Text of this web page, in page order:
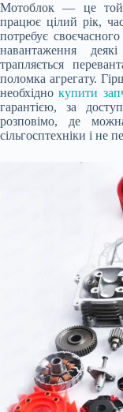
Мотоблок — це той
працює цілий рік,
потребує
навантаження
трапляється
поломка агрегату.
необхіднокупити
гарантією, за
розповімо, де
сільгосптехніки і не